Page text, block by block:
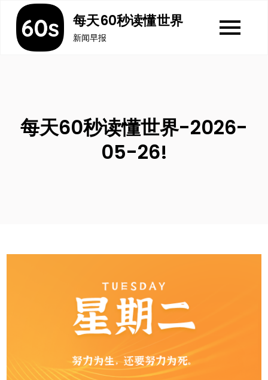
content
每天60秒读懂世界
新闻早报
每天60秒读懂世界-2026-
05-26!